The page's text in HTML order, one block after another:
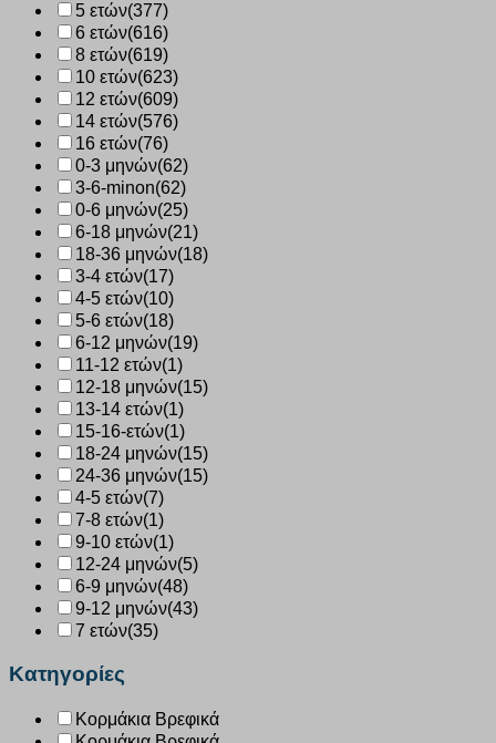
5 ετών(377)
6 ετών(616)
8 ετών(619)
10 ετών(623)
12 ετών(609)
14 ετών(576)
16 ετών(76)
0-3 μηνών(62)
3-6-minon(62)
0-6 μηνών(25)
6-18 μηνών(21)
18-36 μηνών(18)
3-4 ετών(17)
4-5 ετών(10)
5-6 ετών(18)
6-12 μηνών(19)
11-12 ετών(1)
12-18 μηνών(15)
13-14 ετών(1)
15-16-ετών(1)
18-24 μηνών(15)
24-36 μηνών(15)
4-5 ετών(7)
7-8 ετών(1)
9-10 ετών(1)
12-24 μηνών(5)
6-9 μηνών(48)
9-12 μηνών(43)
7 ετών(35)
Κατηγορίες
Κορμάκια Βρεφικά